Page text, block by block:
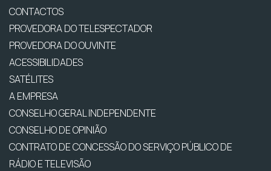
CONTACTOS
PROVEDORA DO TELESPECTADOR
PROVEDORA DO OUVINTE
ACESSIBILIDADES
SATÉLITES
A EMPRESA
CONSELHO GERAL INDEPENDENTE
CONSELHO DE OPINIÃO
CONTRATO DE CONCESSÃO DO SERVIÇO PÚBLICO DE
RÁDIO E TELEVISÃO